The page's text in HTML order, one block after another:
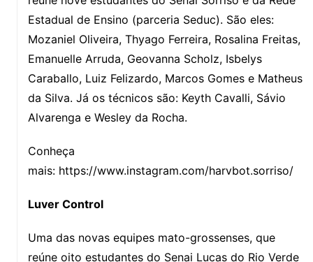
Estadual de Ensino (parceria Seduc). São eles:
Mozaniel Oliveira, Thyago Ferreira, Rosalina Freitas,
Emanuelle Arruda, Geovanna Scholz, Isbelys
Caraballo, Luiz Felizardo, Marcos Gomes e Matheus
da Silva. Já os técnicos são: Keyth Cavalli, Sávio
Alvarenga e Wesley da Rocha.
Conheça
mais: https://www.instagram.com/harvbot.sorriso/
Luver Control
Uma das novas equipes mato-grossenses, que
reúne oito estudantes do Senai Lucas do Rio Verde